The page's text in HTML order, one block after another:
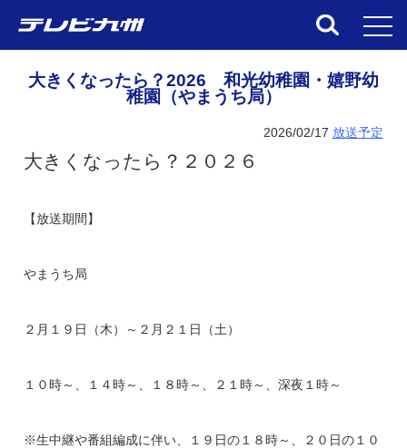
大きくなったら？2026 和光幼稚園・嬉野幼
稚園（やまうち局）
2026/02/17 放送予定
大きくなったら？２０２６
【放送期間】
やまうち局
２月１９日（木）～２月２１日（土）
１０時～、１４時～、１８時～、２１時～、深夜１時～
※生中継や番組編成に伴い、１９日の１８時～、２０日の１０